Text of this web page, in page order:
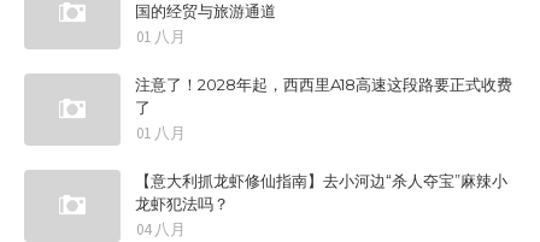
国的经贸与旅游通道
01 八月
注意了！2028年起，西西里A18高速这段路要正式收费
了
01 八月
【意大利抓龙虾修仙指南】去小河边“杀人夺宝”麻辣小
龙虾犯法吗？
04 八月